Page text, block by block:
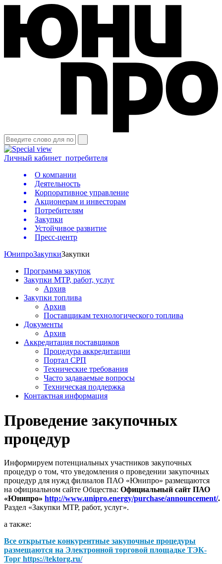
Личный кабинет потребителя
О компании
Деятельность
Корпоративное управление
Акционерам и инвесторам
Потребителям
Закупки
Устойчивое развитие
Пресс-центр
ЮнипроЗакупкиЗакупки
Программа закупок
Закупки МТР, работ, услуг
Архив
Закупки топлива
Архив
Поставщикам технологического топлива
Документы
Архив
Аккредитация поставщиков
Процедура аккредитации
Портал СРП
Технические требования
Часто задаваемые вопросы
Техническая поддержка
Контактная информация
Проведение закупочных
процедур
Информируем потенциальных участников закупочных
процедур о том, что уведомления о проведении закупочных
процедур для нужд филиалов ПАО «Юнипро» размещаются
на официальном сайте Общества: Официальный сайт ПАО
«Юнипро» http://www.unipro.energy/purchase/announcement/.
Раздел «Закупки МТР, работ, услуг».
а также:
Все открытые конкурентные закупочные процедуры
размещаются на Электронной торговой площадке ТЭК-
Торг https://tektorg.ru/